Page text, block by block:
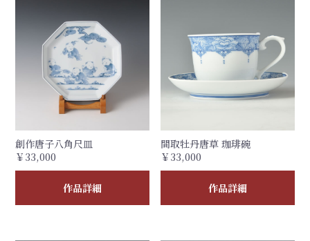
創作唐子八角尺皿
￥33,000
作品詳細
間取牡丹唐草 珈琲碗
￥33,000
作品詳細